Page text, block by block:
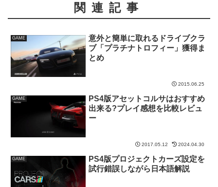
関連記事
GAME
意外と簡単に取れるドライブクラ
ブ「プラチナトロフィー」獲得ま
とめ
2015.06.25
GAME
PS4版アセットコルサはおすすめ
出来る?プレイ感想を比較レビュ
ー
2017.05.12 2024.04.30
GAME
PS4版プロジェクトカーズ設定を
試行錯誤しながら日本語解説